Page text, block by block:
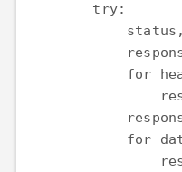
        try:
for
for